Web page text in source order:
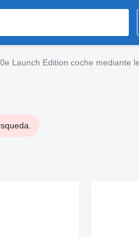
Launch Edition coche mediante